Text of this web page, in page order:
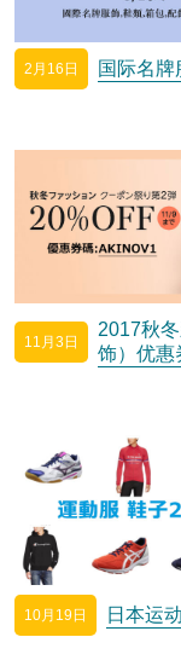
2月16日 国际名牌
11月3日
2017秋
饰）优惠
10月19日 日本运